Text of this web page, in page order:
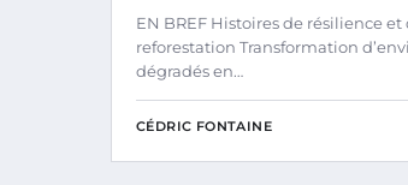
EN BREF Histoires de résilience
reforestation Transformation
dégradés en…
CÉDRIC FONTAINE